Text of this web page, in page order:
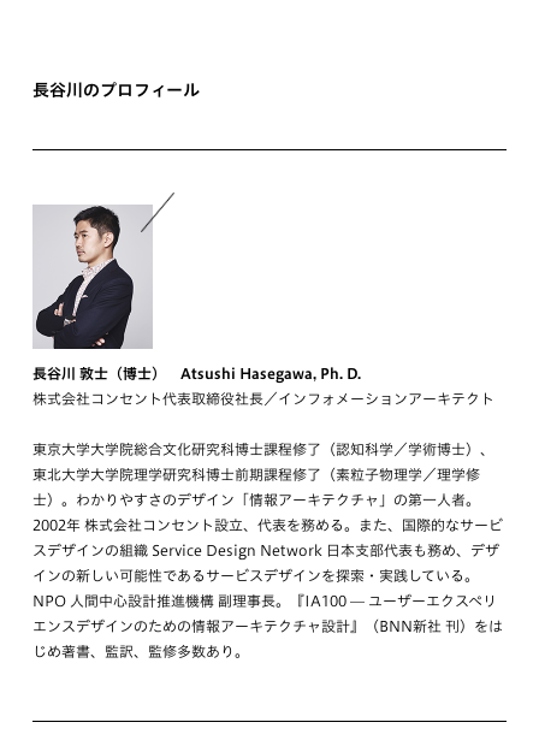
長谷川のプロフィール
長谷川 敦士（博士） Atsushi Hasegawa, Ph. D.
株式会社コンセント代表取締役社長／インフォメーションアーキテクト
東京大学大学院総合文化研究科博士課程修了（認知科学／学術博士）、
東北大学大学院理学研究科博士前期課程修了（素粒子物理学／理学修
士）。わかりやすさのデザイン「情報アーキテクチャ」の第一人者。
2002年 株式会社コンセント設立、代表を務める。また、国際的なサービ
スデザインの組織 Service Design Network 日本支部代表も務め、デザ
インの新しい可能性であるサービスデザインを探索・実践している。
NPO 人間中心設計推進機構 副理事長。『IA100 — ユーザーエクスペリ
エンスデザインのための情報アーキテクチャ設計』（BNN新社 刊）をは
じめ著書、監訳、監修多数あり。